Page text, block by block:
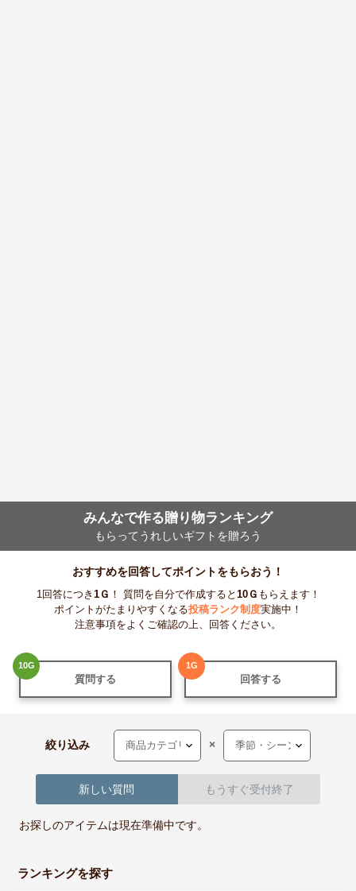
みんなで作る贈り物ランキング
もらってうれしいギフトを贈ろう
おすすめを回答してポイントをもらおう！
1回答につき 1Ｇ ！ 質問を自分で作成すると 10Ｇ もらえます！
ポイントがたまりやすくなる投稿ランク制度実施中！
注意事項をよくご確認の上、回答ください。
10G
質問する
1 G
回答する
絞り込み ×
新しい質問 もうすぐ受付終了
お探しのアイテムは現在準備中です。
ランキングを探す